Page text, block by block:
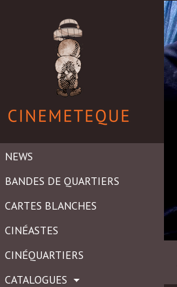
NEWS
BANDES DE QUARTIERS
CARTES BLANCHES
CINÉASTES
CINÉQUARTIERS
CATALOGUES